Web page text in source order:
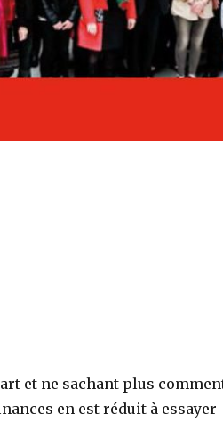
et ne sachant plus
en est réduit à essayer